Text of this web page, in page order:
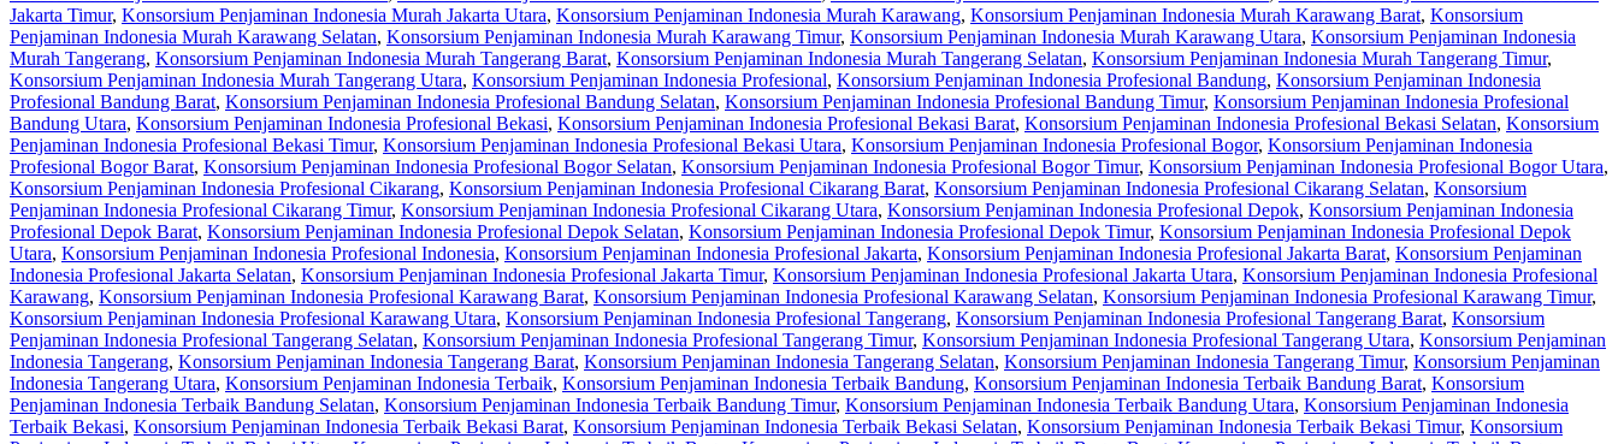
Jakarta Timur, Konsorsium Penjaminan Indonesia Murah Jakarta Utara, Konsorsium Penjaminan Indonesia Murah Karawang, Konsorsium Penjaminan Indonesia Murah Karawang Barat, Konsorsium
Penjaminan Indonesia Murah Karawang Selatan, Konsorsium Penjaminan Indonesia Murah Karawang Timur, Konsorsium Penjaminan Indonesia Murah Karawang Utara, Konsorsium Penjaminan Indonesia
Murah Tangerang, Konsorsium Penjaminan Indonesia Murah Tangerang Barat, Konsorsium Penjaminan Indonesia Murah Tangerang Selatan, Konsorsium Penjaminan Indonesia Murah Tangerang Timur,
Konsorsium Penjaminan Indonesia Murah Tangerang Utara, Konsorsium Penjaminan Indonesia Profesional, Konsorsium Penjaminan Indonesia Profesional Bandung, Konsorsium Penjaminan Indonesia
Profesional Bandung Barat, Konsorsium Penjaminan Indonesia Profesional Bandung Selatan, Konsorsium Penjaminan Indonesia Profesional Bandung Timur, Konsorsium Penjaminan Indonesia Profesional
Bandung Utara, Konsorsium Penjaminan Indonesia Profesional Bekasi, Konsorsium Penjaminan Indonesia Profesional Bekasi Barat, Konsorsium Penjaminan Indonesia Profesional Bekasi Selatan, Konsorsium
Penjaminan Indonesia Profesional Bekasi Timur, Konsorsium Penjaminan Indonesia Profesional Bekasi Utara, Konsorsium Penjaminan Indonesia Profesional Bogor, Konsorsium Penjaminan Indonesia
Profesional Bogor Barat, Konsorsium Penjaminan Indonesia Profesional Bogor Selatan, Konsorsium Penjaminan Indonesia Profesional Bogor Timur, Konsorsium Penjaminan Indonesia Profesional Bogor Utara,
Konsorsium Penjaminan Indonesia Profesional Cikarang, Konsorsium Penjaminan Indonesia Profesional Cikarang Barat, Konsorsium Penjaminan Indonesia Profesional Cikarang Selatan, Konsorsium
Penjaminan Indonesia Profesional Cikarang Timur, Konsorsium Penjaminan Indonesia Profesional Cikarang Utara, Konsorsium Penjaminan Indonesia Profesional Depok, Konsorsium Penjaminan Indonesia
Profesional Depok Barat, Konsorsium Penjaminan Indonesia Profesional Depok Selatan, Konsorsium Penjaminan Indonesia Profesional Depok Timur, Konsorsium Penjaminan Indonesia Profesional Depok
Utara, Konsorsium Penjaminan Indonesia Profesional Indonesia, Konsorsium Penjaminan Indonesia Profesional Jakarta, Konsorsium Penjaminan Indonesia Profesional Jakarta Barat, Konsorsium Penjaminan
Indonesia Profesional Jakarta Selatan, Konsorsium Penjaminan Indonesia Profesional Jakarta Timur, Konsorsium Penjaminan Indonesia Profesional Jakarta Utara, Konsorsium Penjaminan Indonesia Profesional
Karawang, Konsorsium Penjaminan Indonesia Profesional Karawang Barat, Konsorsium Penjaminan Indonesia Profesional Karawang Selatan, Konsorsium Penjaminan Indonesia Profesional Karawang Timur,
Konsorsium Penjaminan Indonesia Profesional Karawang Utara, Konsorsium Penjaminan Indonesia Profesional Tangerang, Konsorsium Penjaminan Indonesia Profesional Tangerang Barat, Konsorsium
Penjaminan Indonesia Profesional Tangerang Selatan, Konsorsium Penjaminan Indonesia Profesional Tangerang Timur, Konsorsium Penjaminan Indonesia Profesional Tangerang Utara, Konsorsium Penjaminan
Indonesia Tangerang, Konsorsium Penjaminan Indonesia Tangerang Barat, Konsorsium Penjaminan Indonesia Tangerang Selatan, Konsorsium Penjaminan Indonesia Tangerang Timur, Konsorsium Penjaminan
Indonesia Tangerang Utara, Konsorsium Penjaminan Indonesia Terbaik, Konsorsium Penjaminan Indonesia Terbaik Bandung, Konsorsium Penjaminan Indonesia Terbaik Bandung Barat, Konsorsium
Penjaminan Indonesia Terbaik Bandung Selatan, Konsorsium Penjaminan Indonesia Terbaik Bandung Timur, Konsorsium Penjaminan Indonesia Terbaik Bandung Utara, Konsorsium Penjaminan Indonesia
Terbaik Bekasi, Konsorsium Penjaminan Indonesia Terbaik Bekasi Barat, Konsorsium Penjaminan Indonesia Terbaik Bekasi Selatan, Konsorsium Penjaminan Indonesia Terbaik Bekasi Timur, Konsorsium